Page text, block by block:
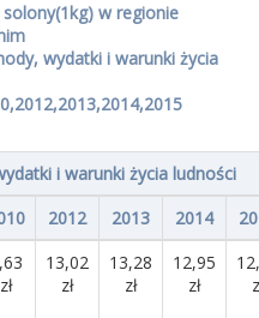
w regionie
wydatki i warunki życia
i warunki życia ludności
2012 2013 2014
zł
13,02
zł
13,28
zł
12,95
zł